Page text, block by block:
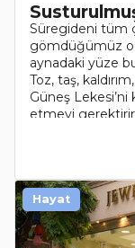
Süregideni tüm
gömdüğümüz o
aynadaki yüze
Toz, taş,
Güneş
etmeyi
Hayat